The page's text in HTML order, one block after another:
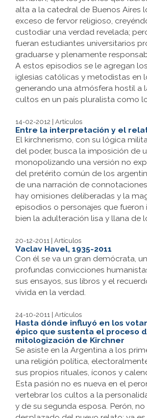
alta a la catedral de Buenos Aires
exceso de fervor religioso,
custodiar una verdad revelada;
fueran estudiantes universitarios
graduarse y plenamente
A estos episodios se le agregan
iglesias católicas y metodistas en
generando una atmósfera hostil a
cultos en un país pluralista como
14-02-2012 | Artículos
Entre la interpretación y el
El kirchnerismo, con su lógica
del poder, busca la imposición de
monopolizando una versión no
del pretérito común de los
de una narración de
hay omisiones deliberadas y la
episodios o personajes que fueron
bien la adulteración lisa y llana de
20-12-2011 | Artículos
Vaclav Havel, 1935-2011
Con él se va un gran demócrata,
profundas convicciones
sus ensayos, sus libros y el
vivida en la verdad.
24-10-2011 | Artículos
Hasta dónde influyó en los
épico que sustenta el proceso
mitologización de Kirchner
Se asiste en la Argentina a los
una religión política,
sus propios rituales, íconos y
Esta pasión no es nueva en el
vertebrar los cultos a la
y de su segunda esposa. Perón,